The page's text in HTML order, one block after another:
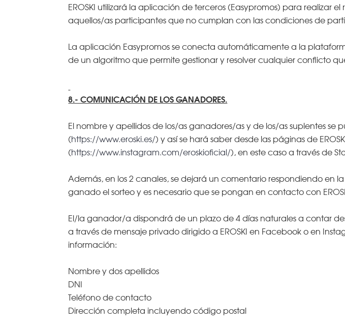
EROSKI utilizará la aplicación de terceros (Easypromos) para realizar
aquellos/as participantes que no cumplan con las condiciones de
La aplicación Easypromos se conecta automáticamente a la
de un algoritmo que permite gestionar y resolver cualquier conflicto
8.- COMUNICACIÓN DE LOS GANADORES.
El nombre y apellidos de los/as ganadores/as y de los/as suplentes se
(https://www.eroski.es/) y así se hará saber desde las páginas de
(https://www.instagram.com/eroskioficial/), en este caso a través de
Además, en los 2 canales, se dejará un comentario respondiendo en
ganado el sorteo y es necesario que se pongan en contacto con
El/la ganador/a dispondrá de un plazo de 4 días naturales a contar
a través de mensaje privado dirigido a EROSKI en Facebook o en
información:
Nombre y dos apellidos
DNI
Teléfono de contacto
Dirección completa incluyendo código postal